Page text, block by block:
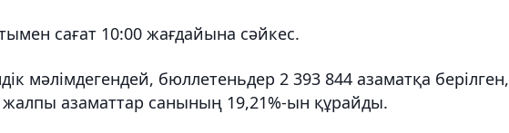
сағат 10:00 жағдайына сәйкес.
мәлімдегендей, бюллетеньдер 2 393 844 азаматқа берілген,
жалпы азаматтар санының 19,21%-ын құрайды.